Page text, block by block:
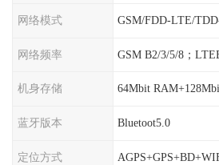
网络模式 GSM/FDD-LTE/
网络频率 GSM B2/3/5/8；
机身存储 64Mbit
蓝牙版本 Bluetoot5.0
定位方式